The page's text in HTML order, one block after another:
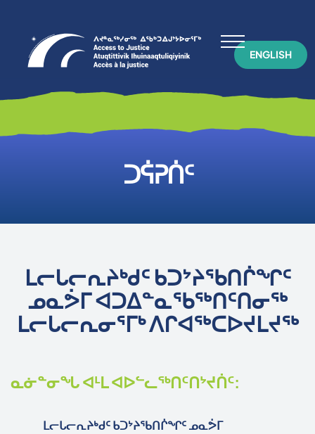
ENGLISH
ᑐᕌᕈᑏᑦ
ᒪᓕᒐᓕᕆᔨᒃᑯᑦ ᑲᑐᔾᔨᖃᑎᒌᖏᑦ
ᓄᓇᕘᒥ ᐊᑐᐃᓐᓇᖃᖅᑎᑦᑎᓂᖅ
ᒪᓕᒐᓕᕆᓂᕐᒥᒃ ᐱᒋᐊᖅᑕᐅᔪᒪᔪᖅ
ᓇᓃᓐᓂᖓ ᐊᒻᒪ ᐊᐅᓪᓚᖅᑎᑦᑎᔾᔪᑏᑦ:
ᒪᓕᒐᓕᕆᔨᒃᑯᑦ ᑲᑐᔾᔨᖃᑎᒌᖏᑦ ᓄᓇᕘᒥ